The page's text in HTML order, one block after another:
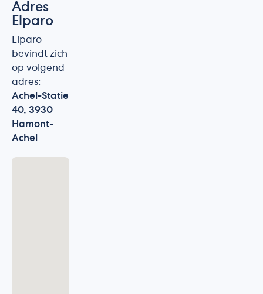
Adres
Elparo
Elparo
bevindt zich
op volgend
adres:
Achel-Statie
40, 3930
Hamont-
Achel